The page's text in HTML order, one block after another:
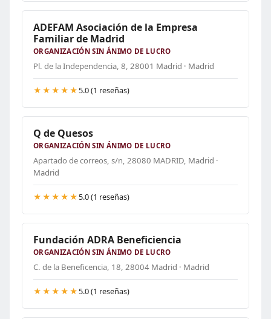
ADEFAM Asociación de la Empresa
Familiar de Madrid
ORGANIZACIÓN SIN ÁNIMO DE LUCRO
Pl. de la Independencia, 8, 28001 Madrid · Madrid
★★★★★ 5.0 (1 reseñas)
Q de Quesos
ORGANIZACIÓN SIN ÁNIMO DE LUCRO
Apartado de correos, s/n, 28080 MADRID, Madrid ·
Madrid
★★★★★ 5.0 (1 reseñas)
Fundación ADRA Beneficiencia
ORGANIZACIÓN SIN ÁNIMO DE LUCRO
C. de la Beneficencia, 18, 28004 Madrid · Madrid
★★★★★ 5.0 (1 reseñas)